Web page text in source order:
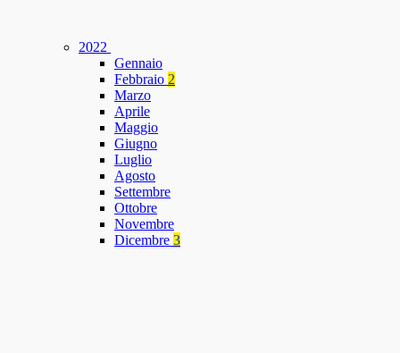
2022
Gennaio
Febbraio 2
Marzo
Aprile
Maggio
Giugno
Luglio
Agosto
Settembre
Ottobre
Novembre
Dicembre 3